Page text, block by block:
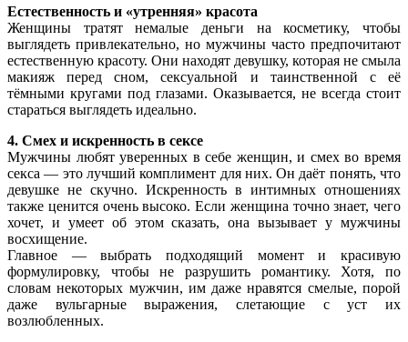
Естественность и «утренняя» красота
Женщины тратят немалые деньги на косметику, чтобы
выглядеть привлекательно, но мужчины часто предпочитают
естественную красоту. Они находят девушку, которая не смыла
макияж перед сном, сексуальной и таинственной с её
тёмными кругами под глазами. Оказывается, не всегда стоит
стараться выглядеть идеально.
4. Смех и искренность в сексе
Мужчины любят уверенных в себе женщин, и смех во время
секса — это лучший комплимент для них. Он даёт понять, что
девушке не скучно. Искренность в интимных отношениях
также ценится очень высоко. Если женщина точно знает, чего
хочет, и умеет об этом сказать, она вызывает у мужчины
восхищение.
Главное — выбрать подходящий момент и красивую
формулировку, чтобы не разрушить романтику. Хотя, по
словам некоторых мужчин, им даже нравятся смелые, порой
даже вульгарные выражения, слетающие с уст их
возлюбленных.